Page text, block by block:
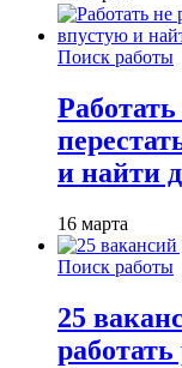
Поиск работы
и найти
16 марта
Поиск работы
25